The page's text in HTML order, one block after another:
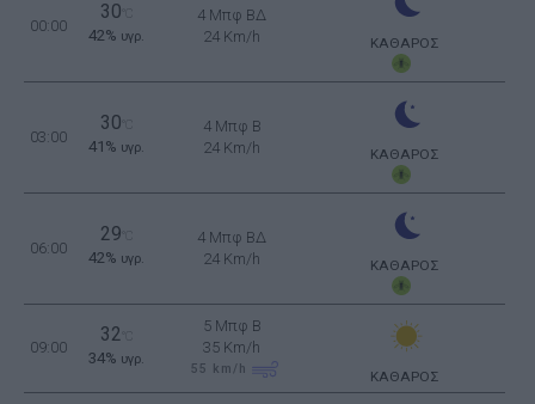
00:00
30
42% υγρ.
4 Μπφ ΒΔ
24 Km/h
ΚΑΘΑΡΟΣ
03:00
30
41% υγρ.
4 Μπφ B
24 Km/h
ΚΑΘΑΡΟΣ
06:00
29
42% υγρ.
4 Μπφ ΒΔ
24 Km/h
ΚΑΘΑΡΟΣ
09:00
32
34% υγρ.
5 Μπφ B
35 Km/h
55 km/h ΚΑΘΑΡΟΣ